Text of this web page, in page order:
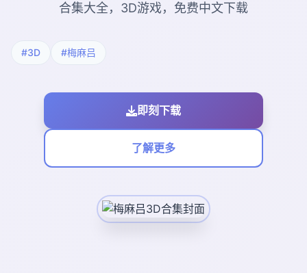
合集大全，3D游戏，免费中文下载
#3D #梅麻吕
即刻下载
了解更多